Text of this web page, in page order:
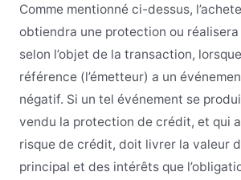
Comme mentionné ci-dessus,
obtiendra une protection ou
selon l’objet de la transaction,
référence (l’émetteur) a un
négatif. Si un tel événement se
vendu la protection de crédit, et qui
risque de crédit, doit livrer la valeur
principal et des intérêts que